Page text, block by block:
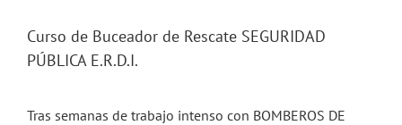
Curso de Buceador de Rescate SEGURIDAD
PÚBLICA E.R.D.I.
Tras semanas de trabajo intenso con BOMBEROS DE